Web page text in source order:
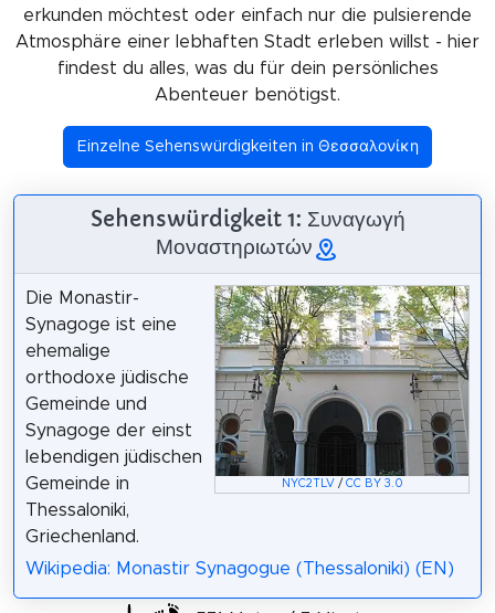
erkunden möchtest oder einfach nur die pulsierende
Atmosphäre einer lebhaften Stadt erleben willst - hier
findest du alles, was du für dein persönliches
Abenteuer benötigst.
Einzelne Sehenswürdigkeiten in Θεσσαλονίκη
Sehenswürdigkeit 1: Συναγωγή
Μοναστηριωτών
NYC2TLV / CC BY 3.0
Die Monastir-
Synagoge ist eine
ehemalige
orthodoxe jüdische
Gemeinde und
Synagoge der einst
lebendigen jüdischen
Gemeinde in
Thessaloniki,
Griechenland.
Wikipedia: Monastir Synagogue (Thessaloniki) (EN)